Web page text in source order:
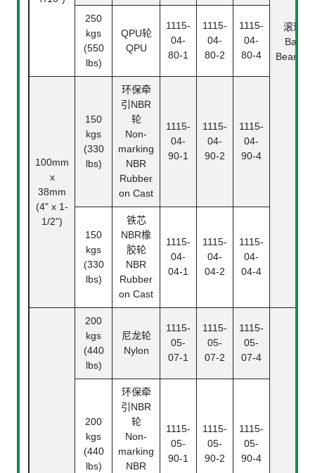
滚珠
Ball
Bearing
250
kgs
(550
lbs)
QPU轮
QPU
1115-
04-
80-1
1115-
04-
80-2
1115-
04-
80-4
100mm
x
38mm
(4" x 1-
1/2")
150
kgs
(330
lbs)
环保牵
引NBR
轮
Non-
marking
NBR
Rubber
on Cast
1115-
04-
90-1
1115-
04-
90-2
1115-
04-
90-4
150
kgs
(330
lbs)
铁芯
NBR橡
胶轮
NBR
Rubber
on Cast
1115-
04-
04-1
1115-
04-
04-2
1115-
04-
04-4
200
kgs
(440
lbs)
尼龙轮
Nylon
1115-
05-
07-1
1115-
05-
07-2
1115-
05-
07-4
200
kgs
(440
lbs)
环保牵
引NBR
轮
Non-
marking
NBR
1115-
05-
90-1
1115-
05-
90-2
1115-
05-
90-4